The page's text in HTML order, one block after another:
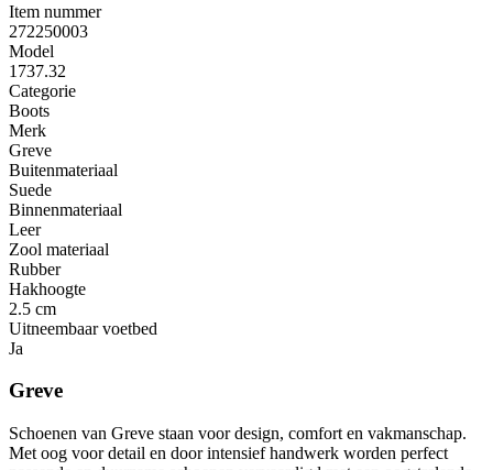
Item nummer
272250003
Model
1737.32
Categorie
Boots
Merk
Greve
Buitenmateriaal
Suede
Binnenmateriaal
Leer
Zool materiaal
Rubber
Hakhoogte
2.5 cm
Uitneembaar voetbed
Ja
Greve
Schoenen van Greve staan voor design, comfort en vakmanschap.
Met oog voor detail en door intensief handwerk worden perfect